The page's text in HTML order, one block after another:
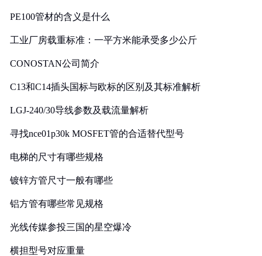
PE100管材的含义是什么
工业厂房载重标准：一平方米能承受多少公斤
CONOSTAN公司简介
C13和C14插头国标与欧标的区别及其标准解析
LGJ-240/30导线参数及载流量解析
寻找nce01p30k MOSFET管的合适替代型号
电梯的尺寸有哪些规格
镀锌方管尺寸一般有哪些
铝方管有哪些常见规格
光线传媒参投三国的星空爆冷
横担型号对应重量